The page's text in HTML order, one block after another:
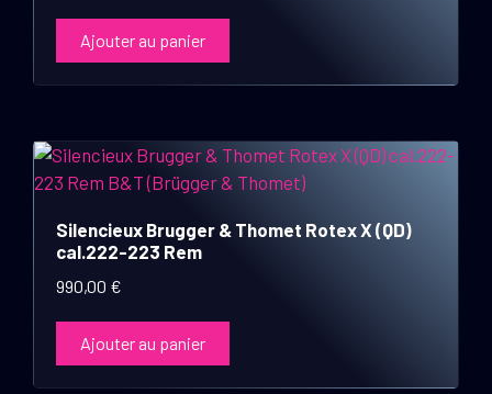
Ajouter au panier
Silencieux Brugger & Thomet Rotex X (QD)
cal.222-223 Rem
990,00 €
Ajouter au panier